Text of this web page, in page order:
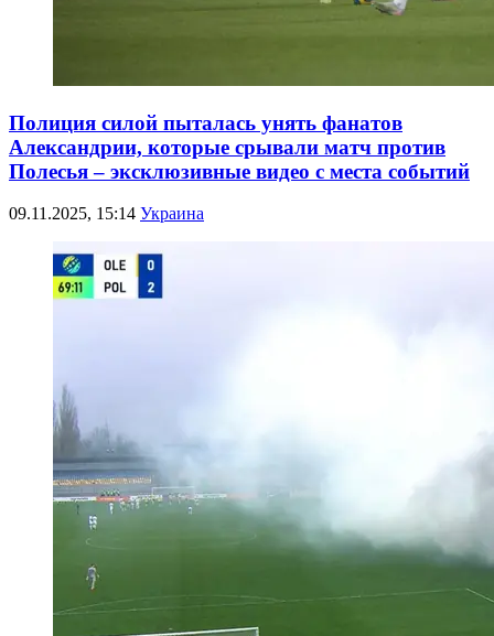
Полиция силой пыталась унять фанатов
Александрии, которые срывали матч против
Полесья – эксклюзивные видео с места событий
09.11.2025, 15:14 Украина